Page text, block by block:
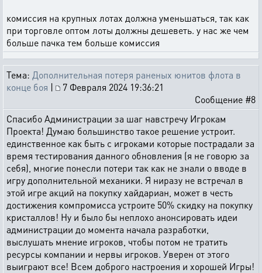
комиссия на крупных лотах должна уменьшаться, так как
при торговле оптом лоты должны дешеветь. у нас же чем
больше пачка тем больше комиссия
Тема: Дополнительная потеря раненых юнитов флота в
конце боя |
7 Февраля 2024 19:36:21
Сообщение #8
Спасибо Администрации за шаг навстречу Игрокам
Проекта! Думаю большинство такое решение устроит.
единственное как быть с игроками которые пострадали за
время тестирования данного обновления (я не говорю за
себя), многие понесли потери так как не знали о вводе в
игру дополнительной механики. Я ниразу не встречал в
этой игре акций на покупку хайдариан, может в честь
достижения компромисса устроите 50% скидку на покупку
кристаллов! Ну и было бы неплохо анонсировать идеи
администрации до момента начала разработки,
выслушать мнение игроков, чтобы потом не тратить
ресурсы компании и нервы игроков. Уверен от этого
выиграют все! Всем доброго настроения и хорошей Игры!